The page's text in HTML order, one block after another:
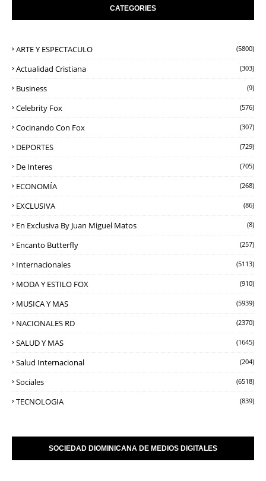
CATEGORIES
ARTE Y ESPECTACULO (5800)
Actualidad Cristiana (303)
Business (9)
Celebrity Fox (576)
Cocinando Con Fox (307)
DEPORTES (729)
De Interes (705)
ECONOMÍA (268)
EXCLUSIVA (86)
En Exclusiva By Juan Miguel Matos (8)
Encanto Butterfly (257)
Internacionales (5113)
MODA Y ESTILO FOX (910)
MUSICA Y MAS (5939)
NACIONALES RD (2370)
SALUD Y MAS (1645)
Salud Internacional (204)
Sociales (6518)
TECNOLOGIA (839)
SOCIEDAD DIOMINICANA DE MEDIOS DIGITALES